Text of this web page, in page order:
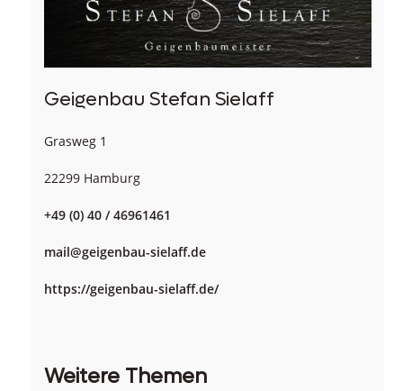
Geigenbau Stefan Sielaff
Grasweg 1
22299 Hamburg
+49 (0) 40 / 46961461
mail@geigenbau-sielaff.de
https://geigenbau-sielaff.de/
Weitere Themen